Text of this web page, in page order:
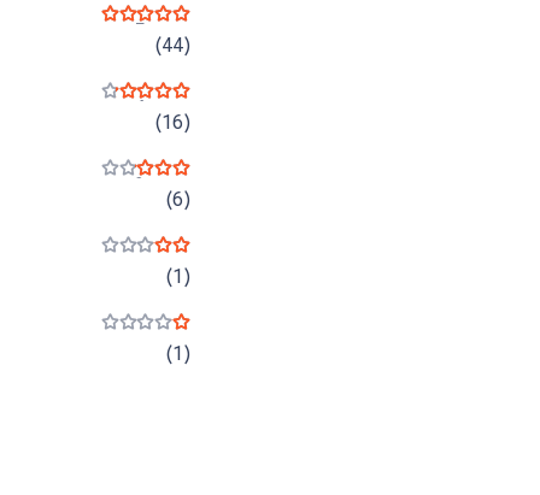
نمره
(44)
نمره(16)
نمره(6)
نمره(1)
نمره(1)